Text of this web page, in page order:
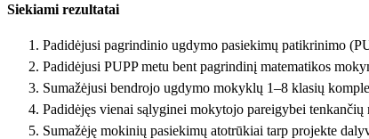
Siekiami rezultatai
Padidėjusi pagrindinio ugdymo pasiekimų patikrinimo
Padidėjusi PUPP metu bent pagrindinį matematikos
Sumažėjusi bendrojo ugdymo mokyklų 1–8 klasių
Padidėjęs vienai sąlyginei mokytojo pareigybei
Sumažėję mokinių pasiekimų atotrūkiai tarp projekte